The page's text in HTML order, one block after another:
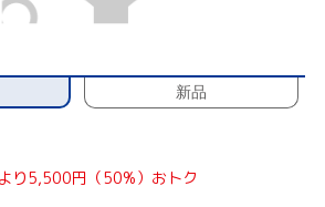
新品
り5,500円（50%）おトク